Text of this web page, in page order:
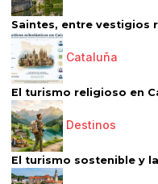
Saintes, entre vestigios
Cataluña
El turismo religioso en
Destinos
El turismo sostenible y